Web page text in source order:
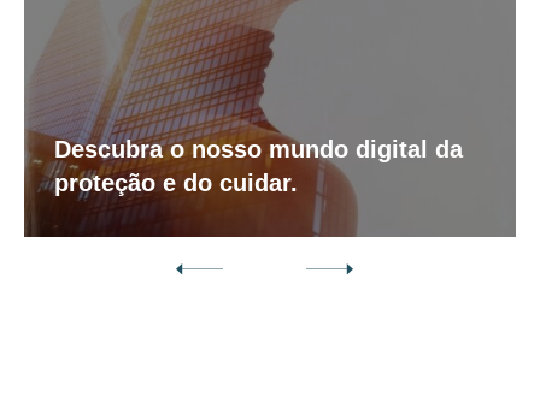
Descubra o nosso mundo digital da
proteção e do cuidar.